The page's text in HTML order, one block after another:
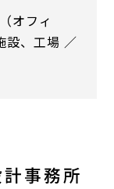
オフィ
設、工場 ／